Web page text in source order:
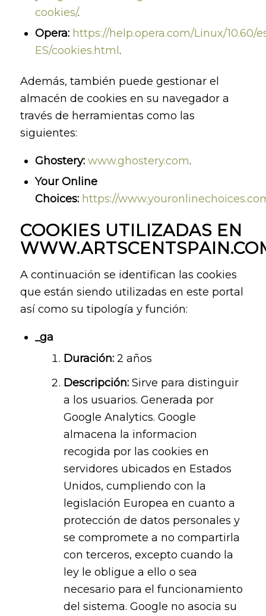
cookies/.
Opera: https://help.opera.com/Linux/10.60/
ES/cookies.html .
Además, también puede gestionar el
almacén de cookies en su navegador a
través de herramientas como las
siguientes:
Ghostery: www.ghostery.com.
Your Online
Choices: https://
COOKIES UTILIZADAS EN
A continuación se identifican las cookies
que están siendo utilizadas en este portal
así como su tipología y función:
_ga
Duración:2 años
Descripción:Sirve para distinguir
a los usuarios. Generada por
Google Analytics. Google
almacena la informacion
recogida por las cookies en
servidores ubicados en Estados
Unidos, cumpliendo con la
legislación Europea en cuanto a
protección de datos personales y
se compromete a no compartirla
con terceros, excepto cuando la
ley le obligue a ello o sea
necesario para el funcionamiento
del sistema. Google no asocia su